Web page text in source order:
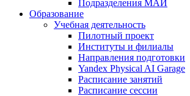
Подразделения МАИ
Образование
Учебная деятельность
Пилотный проект
Институты и филиалы
Направления подготовки
Yandex Physical AI Garage
Расписание занятий
Расписание сессии